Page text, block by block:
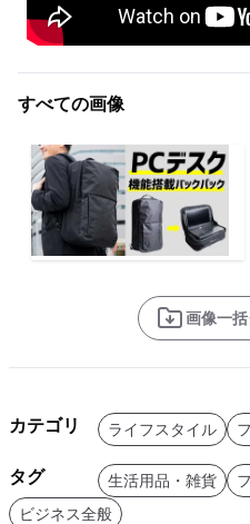
すべての画像
画像一
カテゴリ ライフスタイル
タグ 生活用品・雑貨
ビジネス全般